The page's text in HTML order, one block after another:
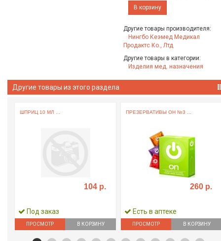
В корзину
Другие товары производителя:
Нингбо Кеэмед Медикал
Продактс Ко., Лтд
Другие товары в категории:
Изделия мед. назначения
Другие товары из этого раздела
ШПРИЦ 10 МЛ ...
104 р.
Под заказ
ПРОСМОТР В КОРЗИНУ
ПРЕЗЕРВАТИВЫ ОН №3 ...
260 р.
Есть в аптеке
ПРОСМОТР В КОРЗИНУ